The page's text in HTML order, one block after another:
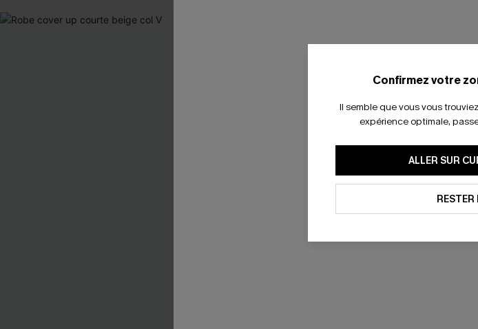
Confirmez votre
Il semble que vous vous
expérience optimale,
ALLER SUR
RESTER